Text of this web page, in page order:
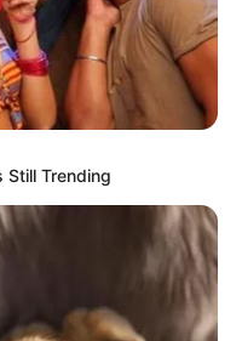
Still Trending